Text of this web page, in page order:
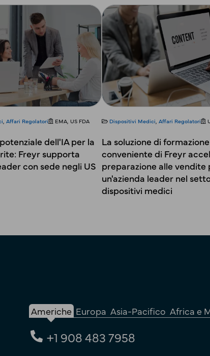
Affari Regolatori EMA, US FDA
dell'IA per la
Freyr supporta
con sede negli US
Dispositivi Medici Affari Regolatori
La soluzione di formazione
conveniente di Freyr
preparazione alle vendite
un'azienda leader nel
dispositivi medici
Americhe Europa Asia-Pacifico Africa e
+1 908 483 7958